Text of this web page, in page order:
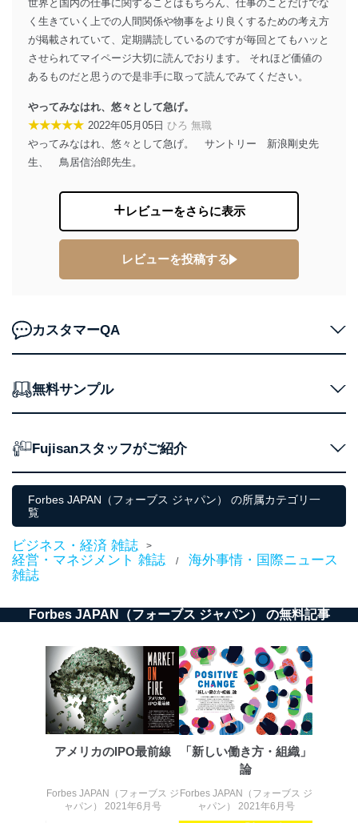
1
当社の定期購読サ
ービス等をご利用
ｅメール等による商品、サービ
ス、キャンペーン等の広告の案内
のため
個人が特定できない形で取得した
閲覧履歴や購買履歴等の情報を分
応じた新商品・サービスに関する
広告のため
当社にお問合わせ
いただいた方の個
人情報
お問い合わせ対応、トラブル対
処、オペレーター教育など応対品
当社カスタマーQ＆
Aサービス利用者
ｅメール等によるカスタマーQ＆A
サイトのサービス内容のご案内の
ｅメール等による商品、サービ
ス、キャンペーン等の広告に関す
個人情報
当社の従業者の個
人情報
め
企業）からの委託
により当社の
定期購読サービス
個人情報
ル等による商品、
に関するご案内のため
SNS公式アカウン
の個人情報
よびその分析のため
お問い合わせ対応、トラブル対
処、オペレーター教育など応対品
ー等にて公表する利用目的達成の
ため
開示等のご請求に対応させていただきます。
各SNS運営会社様にご請求いただきますようお願い致し
ます。
３．個人情報の第三者提供について
当社は、取得した個人情報を適切に管理し､あらかじめ
本人の同意を得ることなく第三者に提供することはあり
ません。ただし、次の場合は除きます。
人の生命､身体または財産の保護のために必要がある
場合であって、本人の同意を得ることが困難であると
世界と国内の仕事に関することはもちろん、仕事のことだけでな
く生きていく上での人間関係や物事をより良くするための考え方
が掲載されていて、定期購読しているのですが毎回とてもハッと
させられてマイページ大切に読んでおります。 それほど価値の
あるものだと思うので是非手に取って読んでみてください。
やってみなはれ、悠々として急げ。
★★★★★ 2022年05月05日 ひろ 無職
やってみなはれ、悠々として急げ。 サントリー 新浪剛史先
生、 鳥居信治郎先生。
レビューをさらに表示
レビューを投稿する
カスタマーQA
無料サンプル
Fujisanスタッフがご紹介
Forbes JAPAN（フォーブス ジャパン） の所属カテゴリ一
覧
ビジネス・経済 雑誌 >
経営・マネジメント 雑誌 /
海外事情・国際ニュース
雑誌
Forbes JAPAN（フォーブス ジャパン） の無料記事
アメリカのIPO最前線
Forbes JAPAN（フォーブス ジ
ャパン） 2021年6月号
「新しい働き方・組織」
論
Forbes JAPAN（フォーブス ジ
ャパン） 2021年6月号